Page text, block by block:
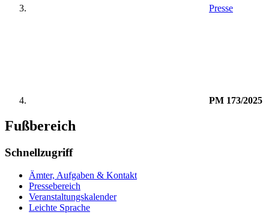
Presse
PM 173/2025
Fußbereich
Schnellzugriff
Ämter, Aufgaben & Kontakt
Pressebereich
Veranstaltungskalender
Leichte Sprache